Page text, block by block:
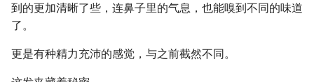
到的更加清晰了些，连鼻子里的气息，也能嗅到不同的味道
了。
更是有种精力充沛的感觉，与之前截然不同。